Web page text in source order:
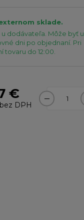
sklade.
dodávateľa. Môže byť u
dni po objednaní. Pri
tovaru do 12:00.
€
DPH